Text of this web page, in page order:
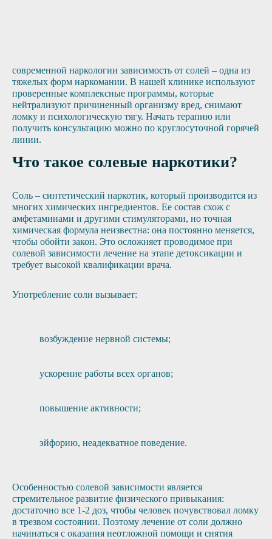
современной наркологии зависимость от солей – одна из
тяжелых форм наркомании. В нашей клинике используют
проверенные комплексные программы, которые
нейтрализуют причиненный организму вред, снимают
ломку и психологическую тягу. Начать терапию или
получить консультацию можно по круглосуточной горячей
линии.
Что такое солевые наркотики?
Соль – синтетический наркотик, который производится из
многих химических ингредиентов. Ее состав схож с
амфетаминами и другими стимуляторами, но точная
химическая формула неизвестна: она постоянно меняется,
чтобы обойти закон. Это осложняет проводимое при
солевой зависимости лечение на этапе детоксикации и
требует высокой квалификации врача.
Употребление соли вызывает:
возбуждение нервной системы;
ускорение работы всех органов;
повышение активности;
эйфорию, неадекватное поведение.
Особенностью солевой зависимости является
стремительное развитие физического привыкания:
достаточно все 1-2 доз, чтобы человек почувствовал ломку
в трезвом состоянии. Поэтому лечение от соли должно
начинаться с оказания неотложной помощи и снятия